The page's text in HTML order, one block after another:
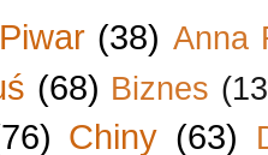
(38) Anna
(68) Biznes
Chiny (63)